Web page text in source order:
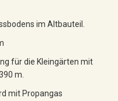
im Altbauteil.
für die Kleingärten mit
m.
mit Propangas